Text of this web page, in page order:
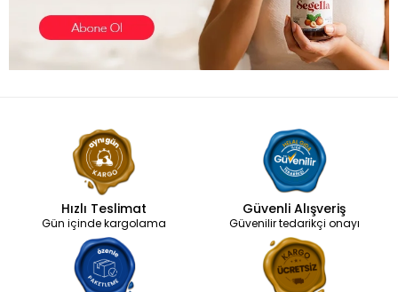
Hızlı Teslimat
Gün içinde kargolama
Güvenli Alışveriş
Güvenilir tedarikçi onayı